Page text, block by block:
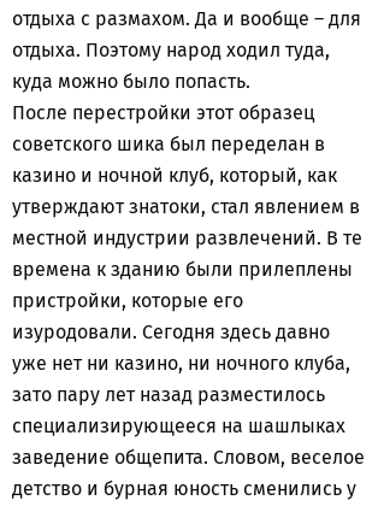
отдыха с размахом. Да и вообще – для
отдыха. Поэтому народ ходил туда,
куда можно было попасть.
После перестройки этот образец
советского шика был переделан в
казино и ночной клуб, который, как
утверждают знатоки, стал явлением в
местной индустрии развлечений. В те
времена к зданию были прилеплены
пристройки, которые его
изуродовали. Сегодня здесь давно
уже нет ни казино, ни ночного клуба,
зато пару лет назад разместилось
специализирующееся на шашлыках
заведение общепита. Словом, веселое
детство и бурная юность сменились у